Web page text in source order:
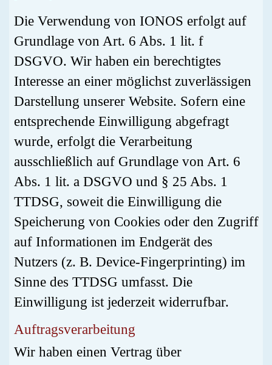
Die Verwendung von IONOS erfolgt auf
Grundlage von Art. 6 Abs. 1 lit. f
DSGVO. Wir haben ein berechtigtes
Interesse an einer möglichst zuverlässigen
Darstellung unserer Website. Sofern eine
entsprechende Einwilligung abgefragt
wurde, erfolgt die Verarbeitung
ausschließlich auf Grundlage von Art. 6
Abs. 1 lit. a DSGVO und § 25 Abs. 1
TTDSG, soweit die Einwilligung die
Speicherung von Cookies oder den Zugriff
auf Informationen im Endgerät des
Nutzers (z. B. Device-Fingerprinting) im
Sinne des TTDSG umfasst. Die
Einwilligung ist jederzeit widerrufbar.
Auftragsverarbeitung
Wir haben einen Vertrag über